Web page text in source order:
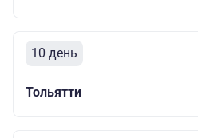
10 день
Тольятти